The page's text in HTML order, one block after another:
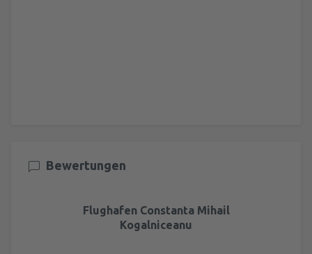
Bewertungen
Flughafen Constanta Mihail
Kogalniceanu